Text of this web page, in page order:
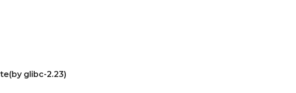
glibc-2.23)